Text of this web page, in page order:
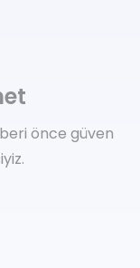
önce güven